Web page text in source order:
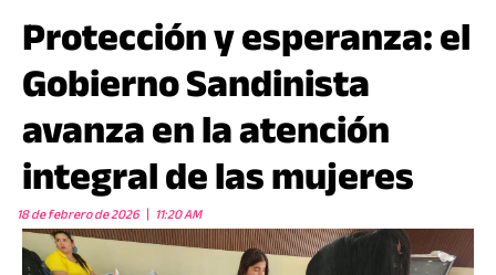
Protección y esperanza: el
Gobierno Sandinista
avanza en la atención
integral de las mujeres
18 de febrero de 2026 11:20 AM